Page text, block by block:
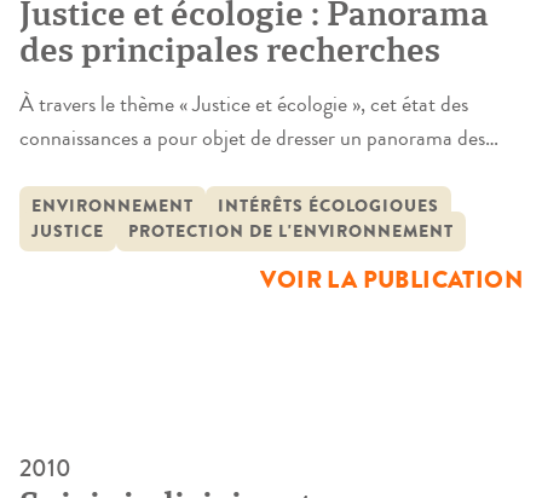
Justice et écologie : Panorama
des principales recherches
À travers le thème « Justice et écologie », cet état des
connaissances a pour objet de dresser un panorama des
l’ensemble des réponses apportées par la justice, en tant
qu’institution, aux atteintes à l’environnement. Il s’appuie
sur un travail bibliographique et sur une série d’entretiens
ENVIRONNEMENT
INTÉRÊTS ÉCOLOGIQUES
JUSTICE
PROTECTION DE L'ENVIRONNEMENT
VOIR LA PUBLICATION
2010